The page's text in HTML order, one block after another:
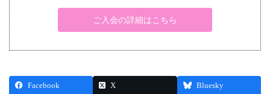
ご入会の詳細はこちら
Facebook X Bluesky